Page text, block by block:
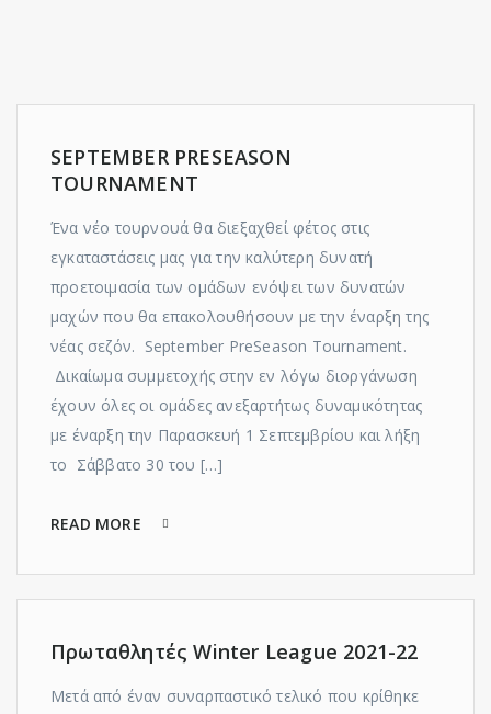
SEPTEMBER PRESEASON
TOURNAMENT
Ένα νέο τουρνουά θα διεξαχθεί φέτος στις
εγκαταστάσεις μας για την καλύτερη δυνατή
προετοιμασία των ομάδων ενόψει των δυνατών
μαχών που θα επακολουθήσουν με την έναρξη της
νέας σεζόν. September PreSeason Tournament.
Δικαίωμα συμμετοχής στην εν λόγω διοργάνωση
έχουν όλες οι ομάδες ανεξαρτήτως δυναμικότητας
με έναρξη την Παρασκευή 1 Σεπτεμβρίου και λήξη
το Σάββατο 30 του […]
READ MORE
Πρωταθλητές Winter League 2021-22
Μετά από έναν συναρπαστικό τελικό που κρίθηκε